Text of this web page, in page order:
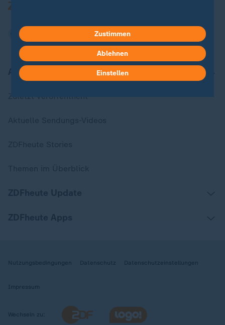
Aktuell bei ZDFheute
Zuletzt veröffentlicht
Nutzungsbedingungen Datenschutz Datenschutzeinstellungen
Impressum
Wechseln zu:
Zustimmen
Ablehnen
Einstellen